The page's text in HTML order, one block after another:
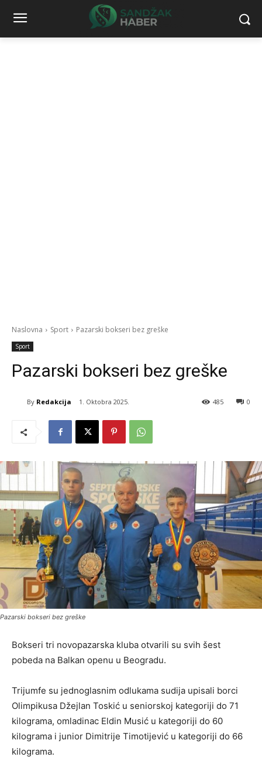
Naslovna Sport Pazarski bokseri bez greške
Sport
Pazarski bokseri bez greške
By Redakcija 1. Oktobra 2025. 0
485
Pazarski bokseri bez greške
Bokseri tri novopazarska kluba otvarili su svih šest
pobeda na Balkan openu u Beogradu.
Trijumfe su jednoglasnim odlukama sudija upisali borci
Olimpikusa Džejlan Toskić u seniorskoj kategoriji do 71
kilograma, omladinac Eldin Musić u kategoriji do 60
kilograma i junior Dimitrije Timotijević u kategoriji do 66
kilograma.